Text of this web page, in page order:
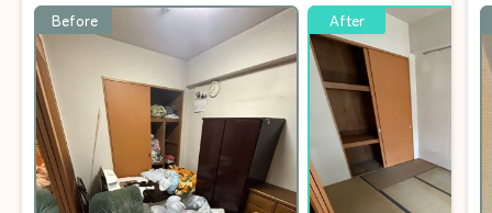
Before After